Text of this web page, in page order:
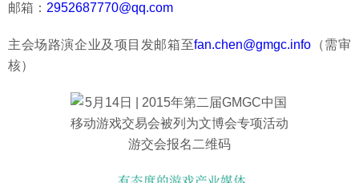
邮箱： 2952687770@qq.com
主会场路演企业及项目发邮箱至fan.chen@gmgc.info （需审
核）
游交会报名二维码